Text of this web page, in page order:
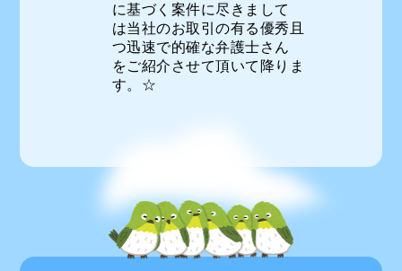
に基づく案件に尽きまして
は当社のお取引の有る優秀且
つ迅速で的確な弁護士さん
をご紹介させて頂いて降りま
す。☆